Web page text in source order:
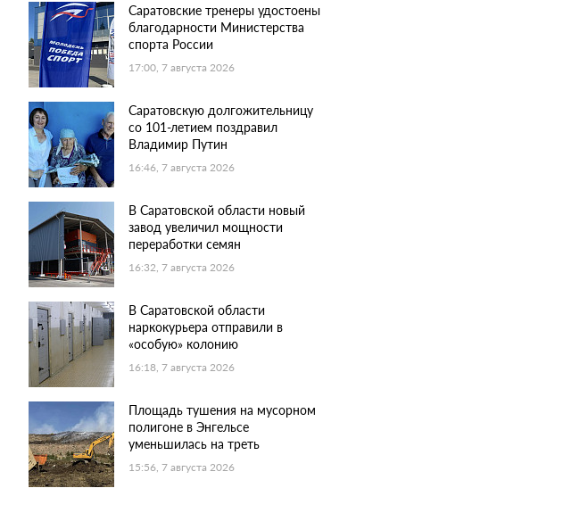
Саратовские тренеры удостоены
благодарности Министерства
спорта России
17:00, 7 августа 2026
Саратовскую долгожительницу
со 101-летием поздравил
Владимир Путин
16:46, 7 августа 2026
В Саратовской области новый
завод увеличил мощности
переработки семян
16:32, 7 августа 2026
В Саратовской области
наркокурьера отправили в
«особую» колонию
16:18, 7 августа 2026
Площадь тушения на мусорном
полигоне в Энгельсе
уменьшилась на треть
15:56, 7 августа 2026